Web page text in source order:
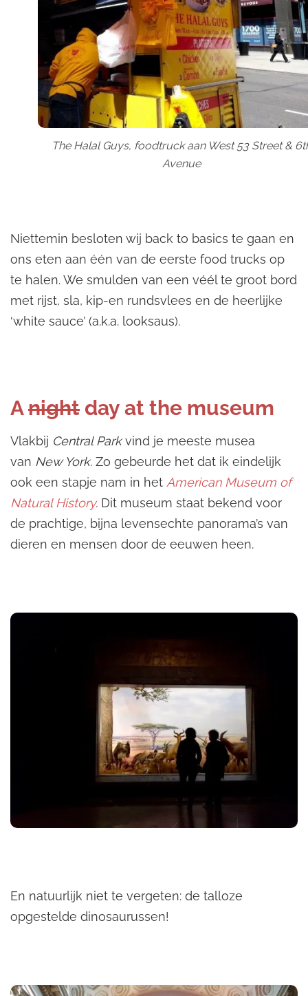
The Halal Guys, foodtruck aan West 53 Street &
Avenue
Niettemin besloten wij back to basics te gaan en
ons eten aan één van de eerste food trucks op
te halen. We smulden van een véél te groot bord
met rijst, sla, kip-en rundsvlees en de heerlijke
‘white sauce’ (a.k.a. looksaus).
Anight day at the museum
Vlakbij Central Parkvind je meeste musea
van New York. Zo gebeurde het dat ik eindelijk
ook een stapje nam in het American Museum of
Natural History. Dit museum staat bekend voor
de prachtige, bijna levensechte panorama’s van
dieren en mensen door de eeuwen heen.
En natuurlijk niet te vergeten: de talloze
opgestelde dinosaurussen!